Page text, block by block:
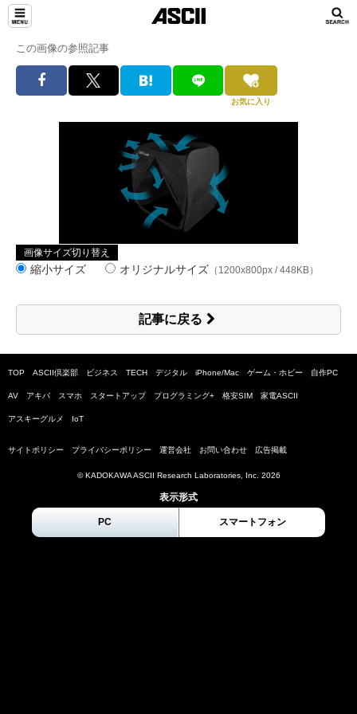
この画像の参照記事
お気に入り
画像サイズ切り替え
縮小サイズ オリジナルサイズ （1200x800px / 448KB）
記事に戻る
TOP ASCII倶楽部 ビジネス TECH デジタル iPhone/Mac ゲーム・ホビー 自作PC
AV アキバ スマホ スタートアップ プログラミング+ 格安SIM 家電ASCII
アスキーグルメ IoT
サイトポリシー プライバシーポリシー 運営会社 お問い合わせ 広告掲載
© KADOKAWA ASCII Research Laboratories, Inc. 2026
表示形式
PC スマートフォン